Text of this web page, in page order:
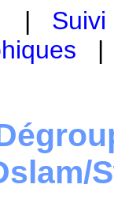
| Suivi
|